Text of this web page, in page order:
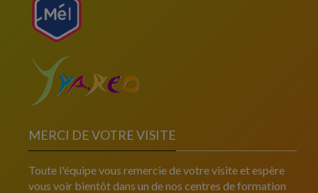
MERCI DE VOTRE VISITE
Toute l'équipe vous remercie de votre visite et espère
vous voir bientôt dans un de nos centres de formation